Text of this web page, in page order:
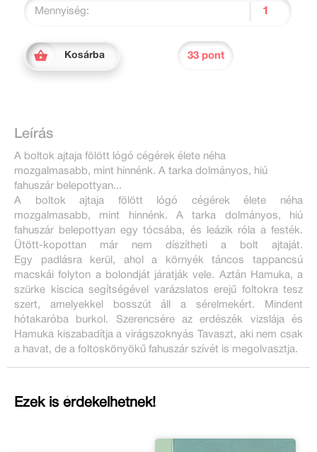
Mennyiség:
Kosárba 33 pont
Leírás
A boltok ajtaja fölött lógó cégérek élete néha
mozgalmasabb, mint hinnénk. A tarka dolmányos, hiú
fahuszár belepottyan...
A boltok ajtaja fölött lógó cégérek élete néha
mozgalmasabb, mint hinnénk. A tarka dolmányos, hiú
fahuszár belepottyan egy tócsába, és leázik róla a festék.
Ütött-kopottan már nem díszítheti a bolt ajtaját.
Egy padlásra kerül, ahol a környék táncos tappancsú
macskái folyton a bolondját járatják vele. Aztán Hamuka, a
szürke kiscica segítségével varázslatos erejű foltokra tesz
szert, amelyekkel bosszút áll a sérelmekért. Mindent
hótakaróba burkol. Szerencsére az erdészék vizslája és
Hamuka kiszabadítja a virágszoknyás Tavaszt, aki nem csak
a havat, de a foltoskönyökű fahuszár szívét is megolvasztja.
Ezek is érdekelhetnek!